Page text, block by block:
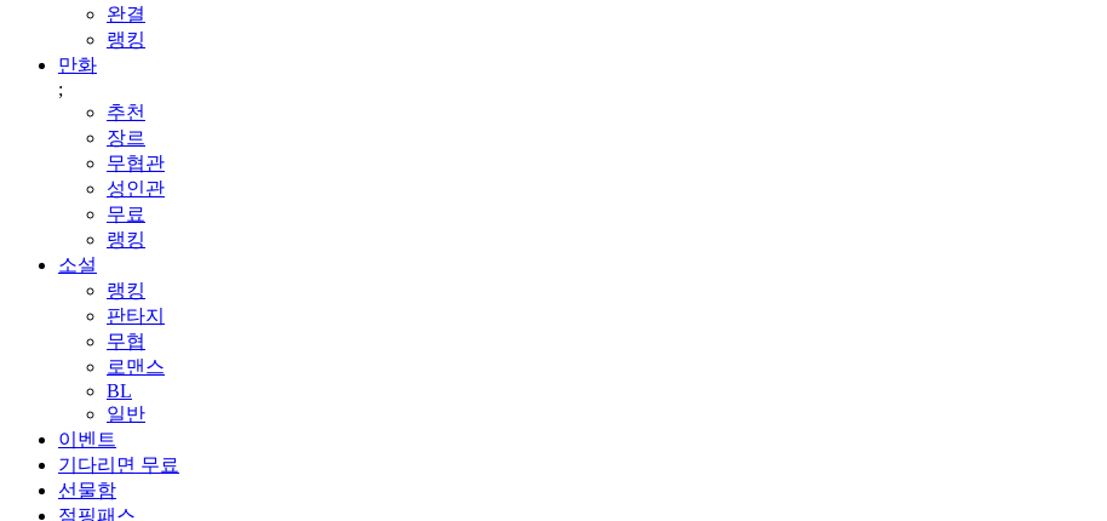
완결
랭킹
만화
;
추천
장르
무협관
성인관
무료
랭킹
소설
랭킹
판타지
무협
로맨스
BL
일반
이벤트
기다리면 무료
선물함
점핑패스